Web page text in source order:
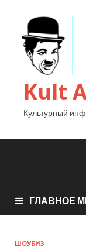
Kult
Культурный
ГЛАВНОЕ
ШОУБИЗ